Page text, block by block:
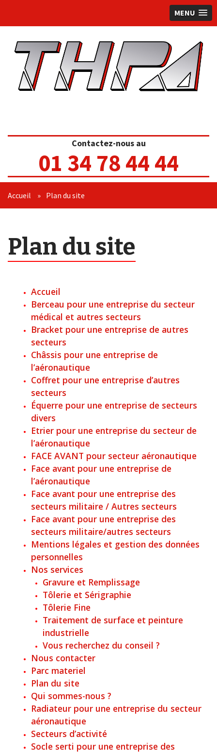
MENU
Contactez-nous au
01 34 78 44 44
Accueil » Plan du site
Plan du site
Accueil
Berceau pour une entreprise du secteur
médical et autres secteurs
Bracket pour une entreprise de autres
secteurs
Châssis pour une entreprise de
l’aéronautique
Coffret pour une entreprise d’autres
secteurs
Équerre pour une entreprise de secteurs
divers
Etrier pour une entreprise du secteur de
l’aéronautique
FACE AVANT pour secteur aéronautique
Face avant pour une entreprise de
l’aéronautique
Face avant pour une entreprise des
secteurs militaire / Autres secteurs
Face avant pour une entreprise des
secteurs militaire/autres secteurs
Mentions légales et gestion des données
personnelles
Nos services
Gravure et Remplissage
Tôlerie et Sérigraphie
Tôlerie Fine
Traitement de surface et peinture
industrielle
Vous recherchez du conseil ?
Nous contacter
Parc materiel
Plan du site
Qui sommes-nous ?
Radiateur pour une entreprise du secteur
aéronautique
Secteurs d’activité
Socle serti pour une entreprise des